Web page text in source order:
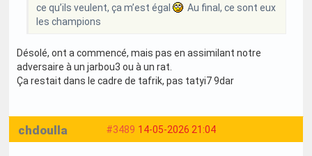
ce qu’ils veulent, ça m’est égal
Au final, ce sont eux
les champions
Désolé, ont a commencé, mais pas en assimilant notre
adversaire à un jarbou3 ou à un rat.
Ça restait dans le cadre de tafrik, pas tatyi7 9dar
#3489 14-05-2026 21:04
chdoulla